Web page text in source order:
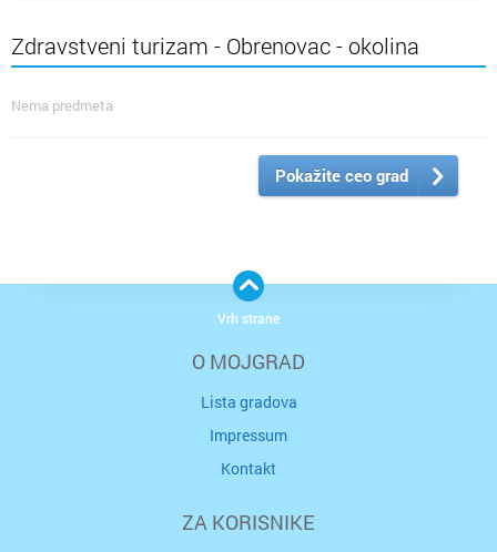
Zdravstveni turizam - Obrenovac - okolina
Nema predmeta
Pokažite ceo grad
O MOJGRAD
Lista gradova
Impressum
Kontakt
ZA KORISNIKE
Vrh strane